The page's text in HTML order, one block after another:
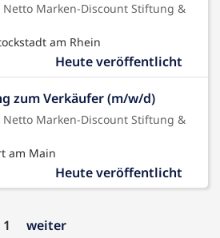
Netto Marken-Discount Stiftung &
am Rhein
Heute veröffentlicht
zum Verkäufer (m/w/d)
Netto Marken-Discount Stiftung &
am Main
Heute veröffentlicht
1 weiter